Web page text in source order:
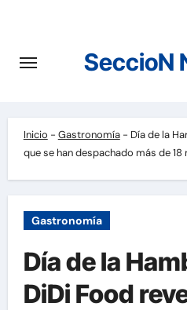
contenido
SeccioN
Inicio - Gastronomía- Día de la
que se han despachado más de 18
Gastronomía
Día de la
DiDi Food